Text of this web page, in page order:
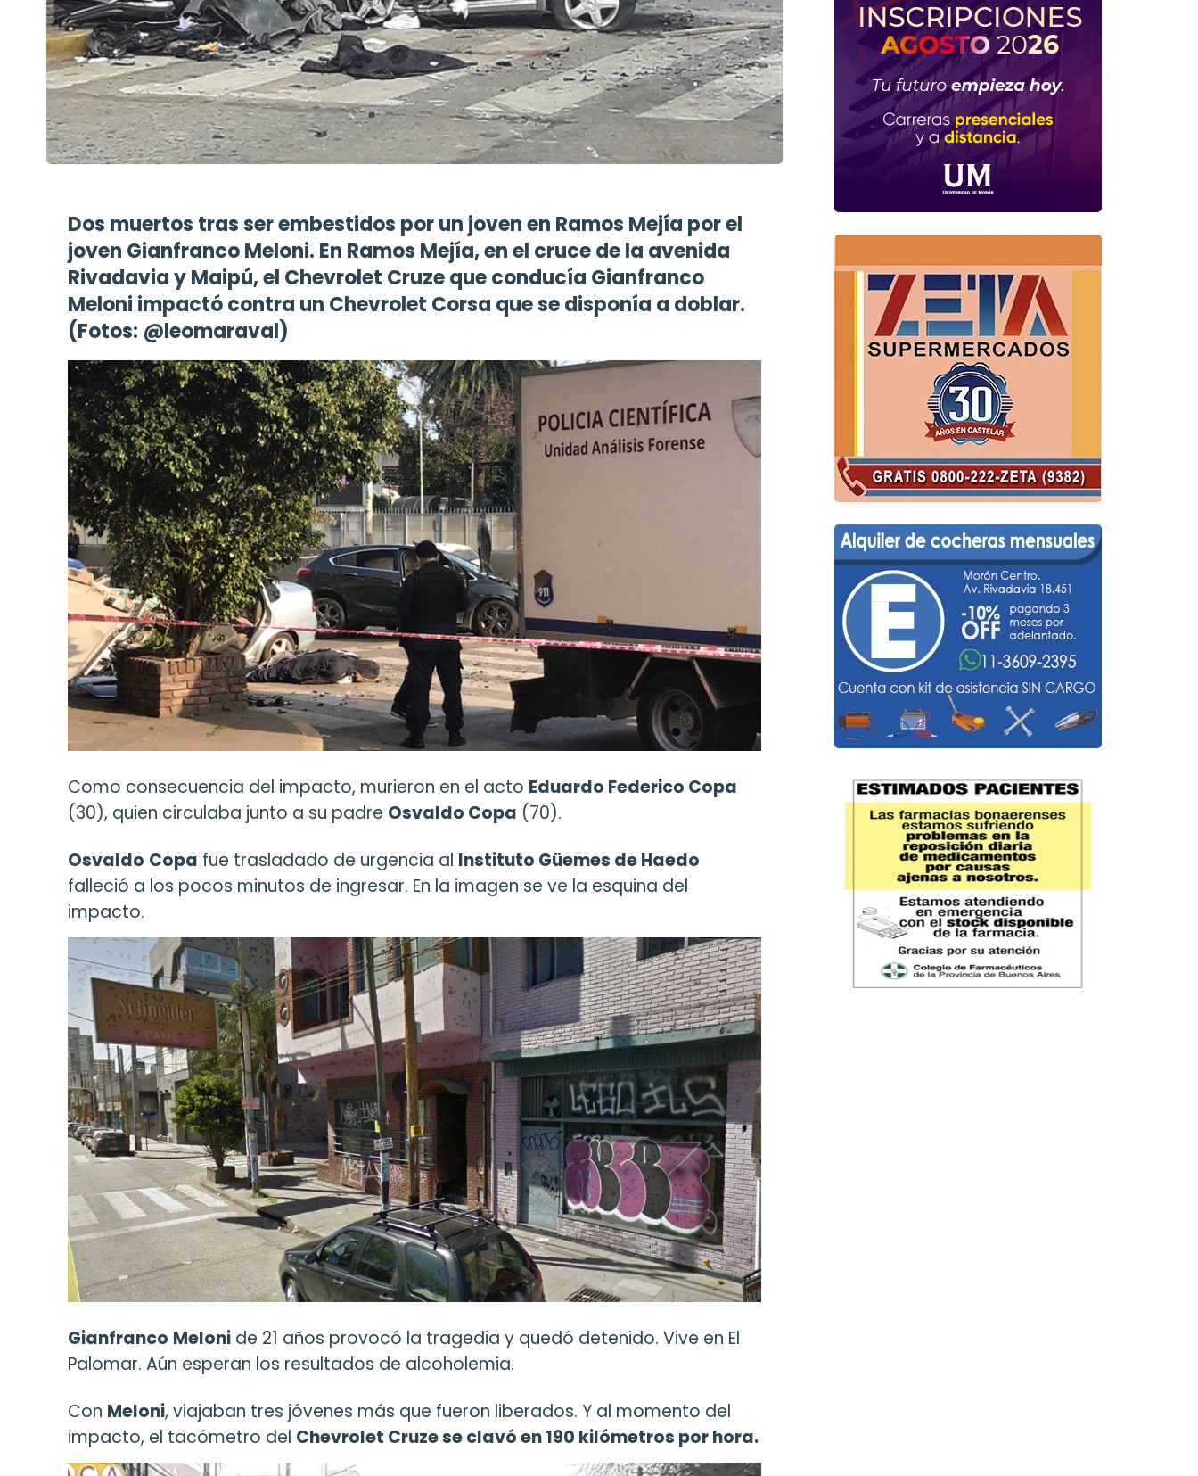
Dos muertos tras ser embestidos por un joven en Ramos Mejía por el
joven Gianfranco Meloni. En Ramos Mejía, en el cruce de la avenida
Rivadavia y Maipú, el Chevrolet Cruze que conducía Gianfranco
Meloni impactó contra un Chevrolet Corsa que se disponía a doblar.
(Fotos: @leomaraval)
Como consecuencia del impacto, murieron en el acto Eduardo Federico Copa
(30), quien circulaba junto a su padre Osvaldo Copa (70).
Osvaldo Copa fue trasladado de urgencia al Instituto Güemes de Haedo
falleció a los pocos minutos de ingresar. En la imagen se ve la esquina del
impacto.
Gianfranco Meloni de 21 años provocó la tragedia y quedó detenido. Vive en El
Palomar. Aún esperan los resultados de alcoholemia.
Con Meloni, viajaban tres jóvenes más que fueron liberados. Y al momento del
impacto, el tacómetro del Chevrolet Cruze se clavó en 190 kilómetros por hora.